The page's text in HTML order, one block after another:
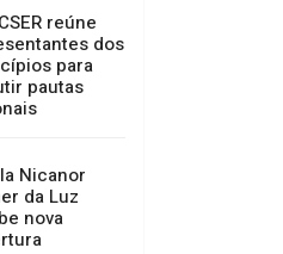
reúne
dos
para
pautas
Nicanor
da Luz
nova